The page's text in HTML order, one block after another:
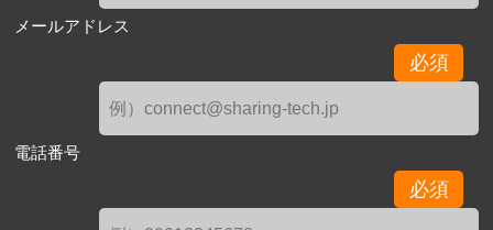
メールアドレス
必須
電話番号
必須